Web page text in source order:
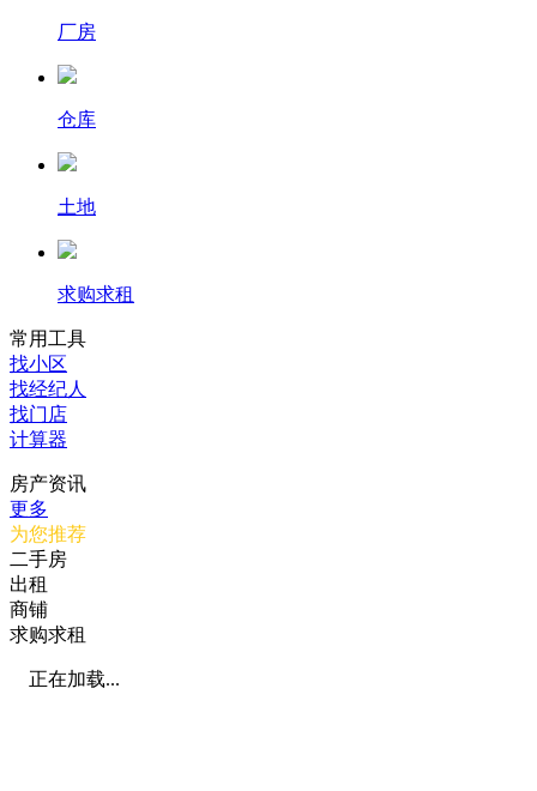
厂房
仓库
土地
求购求租
常用工具
找小区
找经纪人
找门店
计算器
房产资讯
更多
为您推荐
二手房
出租
商铺
求购求租
正在加载...